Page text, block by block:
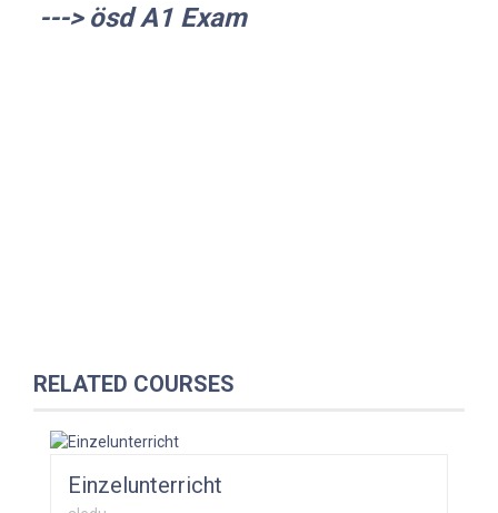
---> ösd A1 Exam
RELATED COURSES
Einzelunterricht